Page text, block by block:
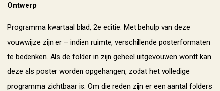
Ontwerp
Programma kwartaal blad, 2e editie. Met behulp van deze
vouwwijze zijn er – indien ruimte, verschillende posterformaten
te bedenken. Als de folder in zijn geheel uitgevouwen wordt kan
deze als poster worden opgehangen, zodat het volledige
programma zichtbaar is. Om die reden zijn er een aantal folders